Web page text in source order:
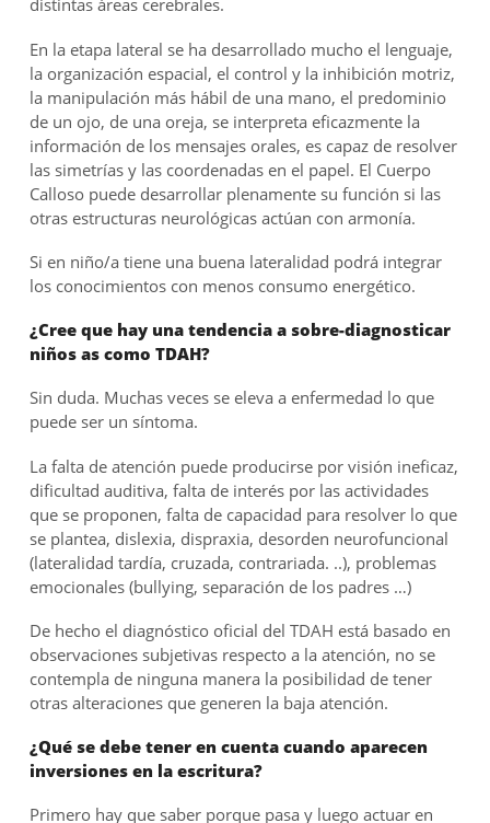
distintas áreas cerebrales.
En la etapa lateral se ha desarrollado mucho el lenguaje,
la organización espacial, el control y la inhibición motriz,
la manipulación más hábil de una mano, el predominio
de un ojo, de una oreja, se interpreta eficazmente la
información de los mensajes orales, es capaz de resolver
las simetrías y las coordenadas en el papel. El Cuerpo
Calloso puede desarrollar plenamente su función si las
otras estructuras neurológicas actúan con armonía.
Si en niño/a tiene una buena lateralidad podrá integrar
los conocimientos con menos consumo energético.
¿Cree que hay una tendencia a sobre-diagnosticar
niños as como TDAH?
Sin duda. Muchas veces se eleva a enfermedad lo que
puede ser un síntoma.
La falta de atención puede producirse por visión ineficaz,
dificultad auditiva, falta de interés por las actividades
que se proponen, falta de capacidad para resolver lo que
se plantea, dislexia, dispraxia, desorden neurofuncional
(lateralidad tardía, cruzada, contrariada. ..), problemas
emocionales (bullying, separación de los padres …)
De hecho el diagnóstico oficial del TDAH está basado en
observaciones subjetivas respecto a la atención, no se
contempla de ninguna manera la posibilidad de tener
otras alteraciones que generen la baja atención.
¿Qué se debe tener en cuenta cuando aparecen
inversiones en la escritura?
Primero hay que saber porque pasa y luego actuar en